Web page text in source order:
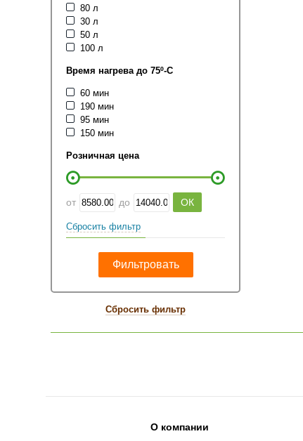
80 л
30 л
50 л
100 л
Время нагрева до 75º-С
60 мин
190 мин
95 мин
150 мин
Розничная цена
от до
Сбросить фильтр
Сбросить фильтр
О компании